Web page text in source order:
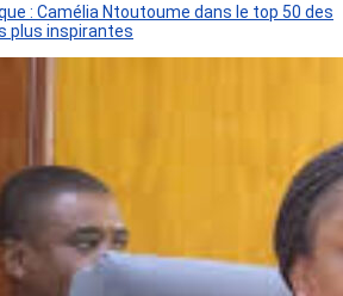
: Camélia Ntoutoume dans le top 50 des
plus inspirantes